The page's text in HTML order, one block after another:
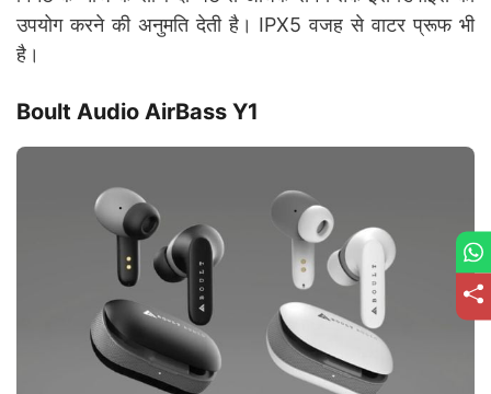
उपयोग करने की अनुमति देती है। IPX5 वजह से वाटर प्रूफ भी
है।
Boult Audio AirBass Y1